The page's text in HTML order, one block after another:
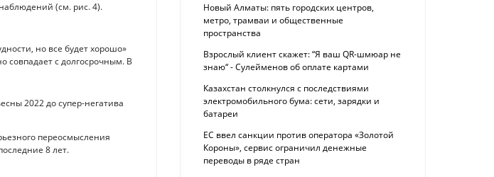
(см. рис. 4).
но все будет хорошо»
совпадает с долгосрочным. В
2022 до супер-негатива
переосмысления
8 лет.
Новый Алматы: пять городских центров,
метро, трамваи и общественные
пространства
Взрослый клиент скажет: “Я ваш QR-шмюар не
знаю“ - Сулейменов об оплате картами
Казахстан столкнулся с последствиями
электромобильного бума: сети, зарядки и
батареи
ЕС ввел санкции против оператора «Золотой
Короны», сервис ограничил денежные
переводы в ряде стран